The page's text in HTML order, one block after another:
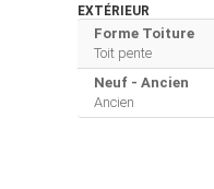
EXTÉRIEUR
Forme Toiture
Toit pente
Neuf - Ancien
Ancien